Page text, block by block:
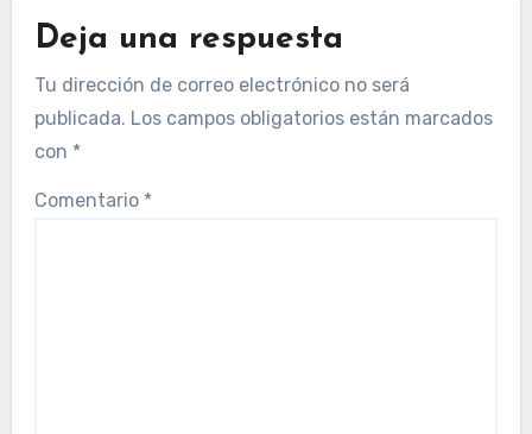
Deja una respuesta
Tu dirección de correo electrónico no será
publicada. Los campos obligatorios están marcados
con *
Comentario *